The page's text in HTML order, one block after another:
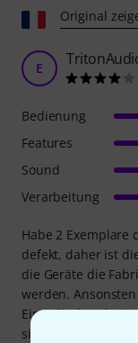
Original
E
Habe 2 Exemplare
defekt, daher ist
die Geräte die
werden.
Einstellschraube
sich nicht so leicht
Bedienung
Features
Sound
Verarbeitung